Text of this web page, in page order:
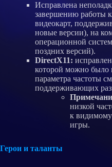
Исправлена
завершению работы
видеокарт,
новые версии), на
операционной
поздних версий).
DirectX11:
которой можно было
параметра частоты
поддерживающих
низкой
к
игры.
Герои и таланты